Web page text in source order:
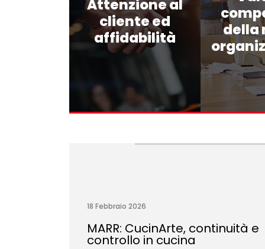
Attenzione al
cliente ed
affidabilità
della
18 Febbraio 2026
MARR: CucinArte, continuità e
controllo in cucina